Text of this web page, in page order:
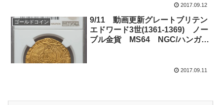
2017.09.12
ゴールドコイン
9/11 動画更新グレートブリテン
エドワード3世(1361-1369) ノー
ブル金貨 MS64 NGC/ハンガリ
2017.09.11